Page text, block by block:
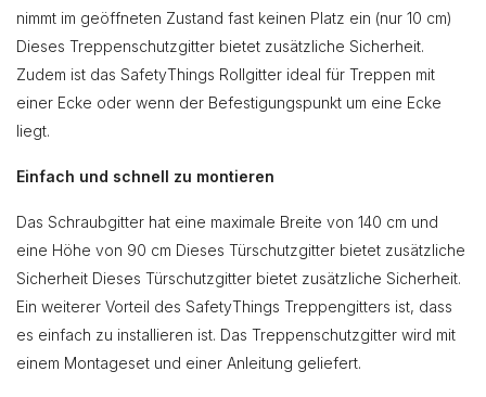
nimmt im geöffneten Zustand fast keinen Platz ein (nur 10 cm)
Dieses Treppenschutzgitter bietet zusätzliche Sicherheit.
Zudem ist das SafetyThings Rollgitter ideal für Treppen mit
einer Ecke oder wenn der Befestigungspunkt um eine Ecke
liegt.
Einfach und schnell zu montieren
Das Schraubgitter hat eine maximale Breite von 140 cm und
eine Höhe von 90 cm Dieses Türschutzgitter bietet zusätzliche
Sicherheit Dieses Türschutzgitter bietet zusätzliche Sicherheit.
Ein weiterer Vorteil des SafetyThings Treppengitters ist, dass
es einfach zu installieren ist. Das Treppenschutzgitter wird mit
einem Montageset und einer Anleitung geliefert.